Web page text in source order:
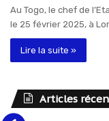
Au Togo, le chef de
le 25 février 2025, à
Lire la suite »
Articles